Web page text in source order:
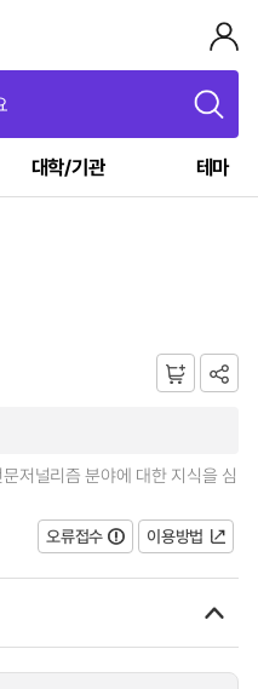
대학/기관 테마
저널리즘 분야에 대한 지식을 심
오류접수
이용방법